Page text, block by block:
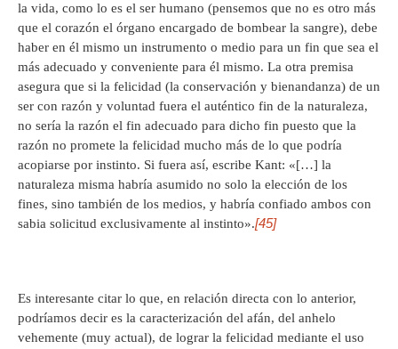
la vida, como lo es el ser humano (pensemos que no es otro más
que el corazón el órgano encargado de bombear la sangre), debe
haber en él mismo un instrumento o medio para un fin que sea el
más adecuado y conveniente para él mismo. La otra premisa
asegura que si la felicidad (la conservación y bienandanza) de un
ser con razón y voluntad fuera el auténtico fin de la naturaleza,
no sería la razón el fin adecuado para dicho fin puesto que la
razón no promete la felicidad mucho más de lo que podría
acopiarse por instinto. Si fuera así, escribe Kant: «[…] la
naturaleza misma habría asumido no solo la elección de los
fines, sino también de los medios, y habría confiado ambos con
sabia solicitud exclusivamente al instinto».[45]
Es interesante citar lo que, en relación directa con lo anterior,
podríamos decir es la caracterización del afán, del anhelo
vehemente (muy actual), de lograr la felicidad mediante el uso